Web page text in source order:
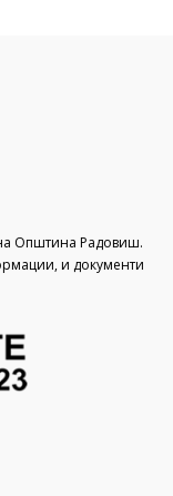
Општина Радовиш.
и документи